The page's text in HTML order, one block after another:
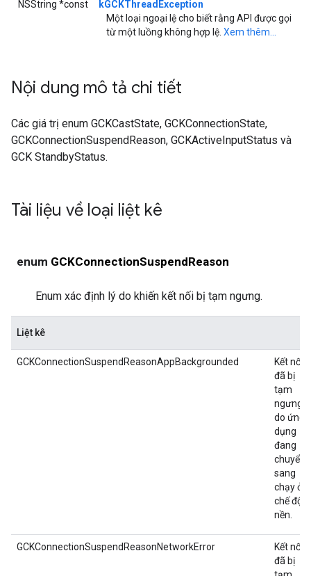
NSString *const
kGCKThreadException
Một loại ngoại lệ cho biết rằng API được gọi
từ một luồng không hợp lệ. Xem thêm...
Nội dung mô tả chi tiết
Các giá trị enum GCKCastState, GCKConnectionState,
GCKConnectionSuspendReason, GCKActiveInputStatus và
GCK StandbyStatus.
Tài liệu về loại liệt kê
enum GCKConnectionSuspendReason
Enum xác định lý do khiến kết nối bị tạm ngưng.
Liệt kê
GCKConnectionSuspendReasonAppBackgrounded
Kết nối
đã bị
tạm
ngưng
do ứng
dụng
đang
chuyển
sang
chạy ở
chế độ
nền.
GCKConnectionSuspendReasonNetworkError
Kết nối
đã bị